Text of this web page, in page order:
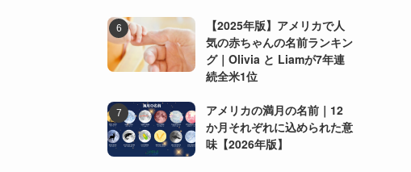
【2025年版】アメリカで人
気の赤ちゃんの名前ランキン
グ｜Olivia と Liamが7年連
続全米1位
アメリカの満月の名前｜12
か月それぞれに込められた意
味【2026年版】